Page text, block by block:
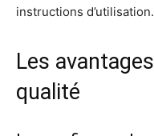
instructions d’utilisation.
Les
qualité